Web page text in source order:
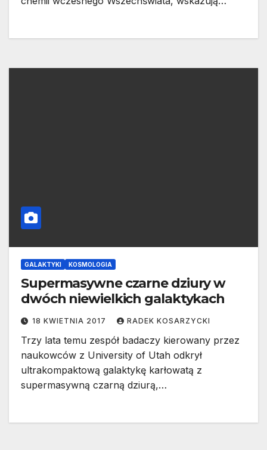
GALAKTYKI KOSMOLOGIA
Supermasywne czarne dziury w
dwóch niewielkich galaktykach
18 KWIETNIA 2017 RADEK KOSARZYCKI
Trzy lata temu zespół badaczy kierowany przez
naukowców z University of Utah odkrył
ultrakompaktową galaktykę karłowatą z
supermasywną czarną dziurą,…